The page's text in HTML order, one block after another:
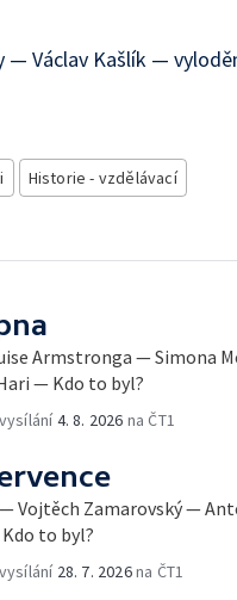
— Václav Kašlík —
Historie - vzdělávací
Armstronga — Simona
— Kdo to byl?
4. 8. 2026 na ČT1
— Vojtěch Zamarovský —
to byl?
28. 7. 2026na ČT1